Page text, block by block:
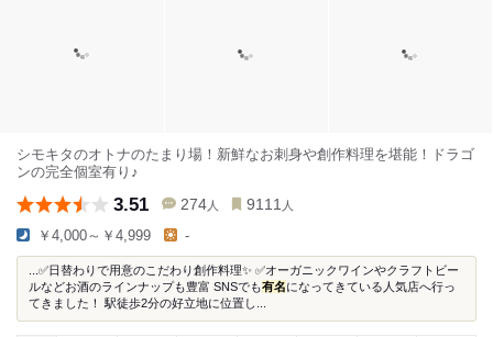
シモキタのオトナのたまり場！新鮮なお刺身や創作料理を堪能！ドラゴ
ンの完全個室有り♪
3.51 274 人 9111 人
￥4,000～￥4,999 -
...✅日替わりで用意のこだわり創作料理✨️ ✅オーガニックワインやクラフトビー
ルなどお酒のラインナップも豊富 SNSでも有名になってきている人気店へ行っ
てきました！ 駅徒歩2分の好立地に位置し...